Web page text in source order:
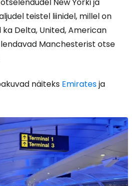
teistel liinidel, millel on
ka Delta, United, American
Manchesterist otse
näiteks Emiratesja